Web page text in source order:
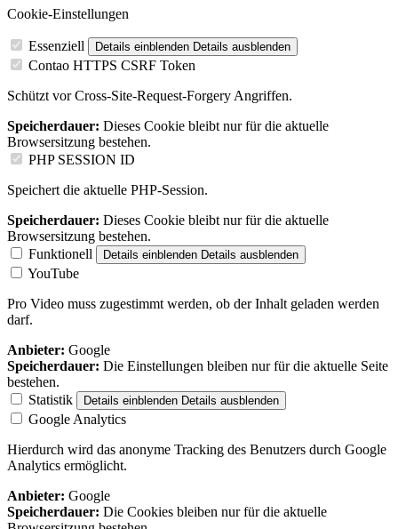
Cookie-Einstellungen
Essenziell Details einblenden Details ausblenden
Contao HTTPS CSRF Token
Schützt vor Cross-Site-Request-Forgery Angriffen.
Speicherdauer: Dieses Cookie bleibt nur für die aktuelle
Browsersitzung bestehen.
PHP SESSION ID
Speichert die aktuelle PHP-Session.
Speicherdauer: Dieses Cookie bleibt nur für die aktuelle
Browsersitzung bestehen.
Funktionell
Details einblenden Details ausblenden
YouTube
Pro Video muss zugestimmt werden, ob der Inhalt geladen werden
darf.
Anbieter: Google
Speicherdauer: Die Einstellungen bleiben nur für die aktuelle Seite
bestehen.
Statistik
Details einblenden Details ausblenden
Google Analytics
Hierdurch wird das anonyme Tracking des Benutzers durch Google
Analytics ermöglicht.
Anbieter: Google
Speicherdauer: Die Cookies bleiben nur für die aktuelle